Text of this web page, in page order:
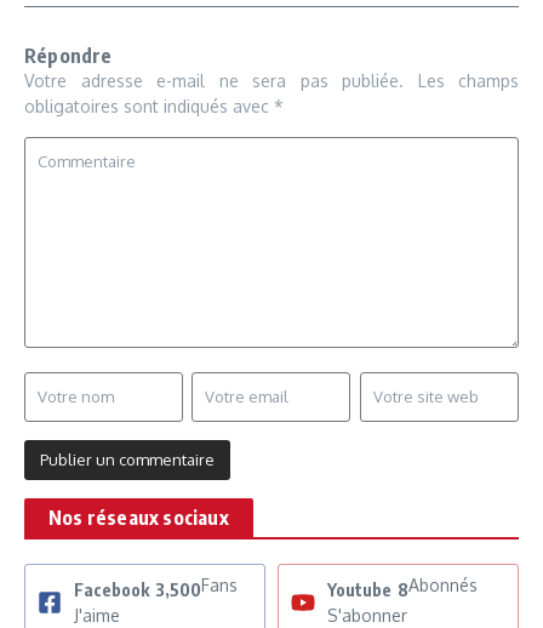
Répondre
Votre adresse e-mail ne sera pas publiée.
Les champs
obligatoires sont indiqués avec *
Nos réseaux sociaux
Facebook 3,500Fans
J'aime
Youtube 8Abonnés
S'abonner